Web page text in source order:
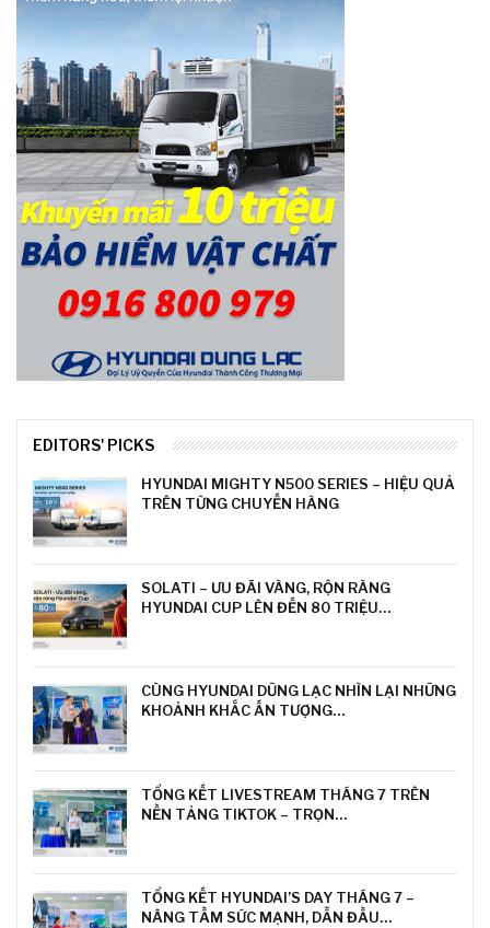
EDITORS' PICKS
HYUNDAI MIGHTY N500 SERIES – HIỆU QUẢ
TRÊN TỪNG CHUYẾN HÀNG
SOLATI – ƯU ĐÃI VÀNG, RỘN RÀNG
HYUNDAI CUP LÊN ĐẾN 80 TRIỆU…
CÙNG HYUNDAI DŨNG LẠC NHÌN LẠI NHỮNG
KHOẢNH KHẮC ẤN TƯỢNG…
TỔNG KẾT LIVESTREAM THÁNG 7 TRÊN
NỀN TẢNG TIKTOK – TRỌN…
TỔNG KẾT HYUNDAI’S DAY THÁNG 7 –
NÂNG TẦM SỨC MẠNH, DẪN ĐẦU…